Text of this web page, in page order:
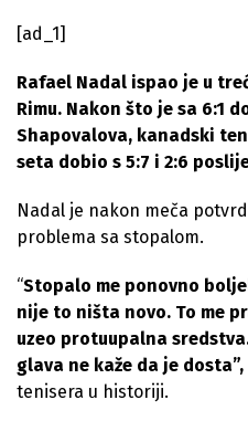
[ad_1]
Rafael Nadal ispao je u
Rimu. Nakon što je sa 6:1
Shapovalova, kanadski
seta dobio s 5:7 i 2:6
Nadal je nakon meča
problema sa stopalom.
“Stopalo me ponovno
nije to ništa novo. To me
uzeo protuupalna
glava ne kaže da je dosta”,
tenisera u historiji.